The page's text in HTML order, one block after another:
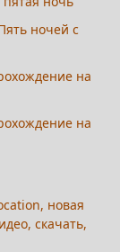
ночей с
на
на
новая
скачать,